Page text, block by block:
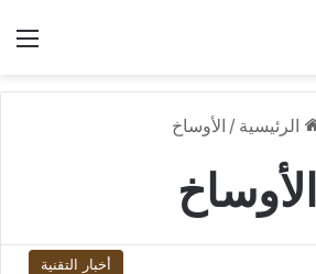
الرئيسية / الأوساخ
الأوساخ
أخبار التقنية